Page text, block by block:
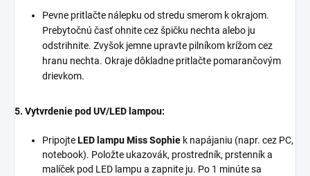
Pevne pritlačte nálepku od stredu smerom k okrajom.
Prebytočnú časť ohnite cez špičku nechta alebo ju
odstrihnite. Zvyšok jemne upravte pilníkom krížom cez
hranu nechta. Okraje dôkladne pritlačte pomarančovým
drievkom.
5. Vytvrdenie pod UV/LED lampou:
PripojteLED lampu Miss Sophie k napájaniu (napr. cez PC,
notebook). Položte ukazovák, prostredník, prstenník a
malíček pod LED lampu a zapnite ju. Po 1 minúte sa